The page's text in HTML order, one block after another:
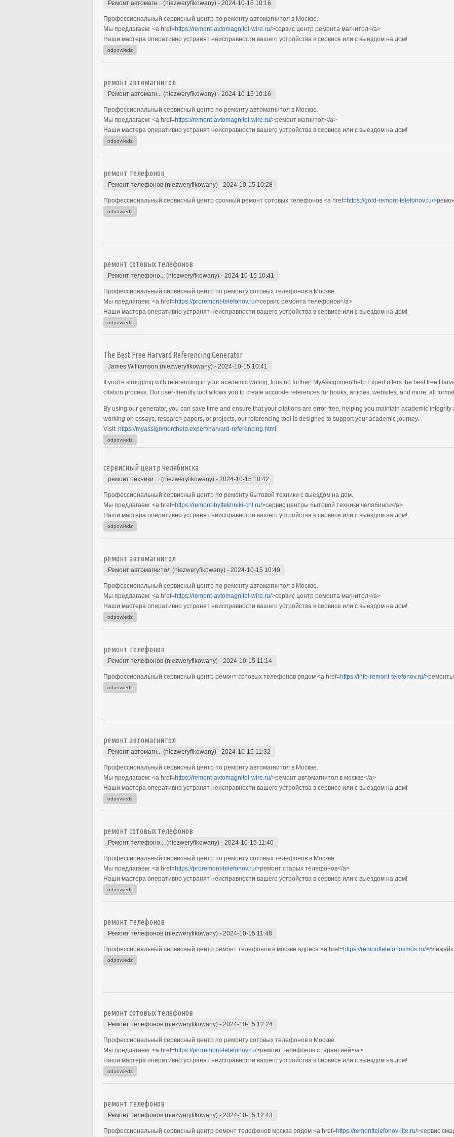
Ремонт автомагн... (niezweryfikowany) - 2024-10-15 10:16
Профессиональный сервисный центр по ремонту автомагнитол в Москве.
Мы предлагаем: <a href=https://remont-avtomagnitol-wire.ru/>сервис центр ремонта магнитол</a>
Наши мастера оперативно устранят неисправности вашего устройства в сервисе или с выездом на дом!
odpowiedz
ремонт автомагнитол
Ремонт автомагн... (niezweryfikowany) - 2024-10-15 10:16
Профессиональный сервисный центр по ремонту автомагнитол в Москве.
Мы предлагаем: <a href=https://remont-avtomagnitol-wire.ru/>ремонт магнитол</a>
Наши мастера оперативно устранят неисправности вашего устройства в сервисе или с выездом на дом!
odpowiedz
ремонт телефонов
Ремонт телефонов (niezweryfikowany) - 2024-10-15 10:28
Профессиональный сервисный центр срочный ремонт сотовых телефонов <a href=https://gold-remont-telefonov.ru/>
odpowiedz
ремонт сотовых телефонов
Ремонт телефоно... (niezweryfikowany) - 2024-10-15 10:41
Профессиональный сервисный центр по ремонту сотовых телефонов в Москве.
Мы предлагаем: <a href=https://proremont-telefonov.ru/>сервис ремонта телефонов</a>
Наши мастера оперативно устранят неисправности вашего устройства в сервисе или с выездом на дом!
odpowiedz
The Best Free Harvard Referencing Generator
James Williamson (niezweryfikowany) - 2024-10-15 10:41
If you're struggling with referencing in your academic writing, look no further! MyAssignmenthelp.Expert offers the best free
citation process. Our user-friendly tool allows you to create accurate references for books, articles, websites, and more, all
By using our generator, you can save time and ensure that your citations are error-free, helping you maintain academic integrity
working on essays, research papers, or projects, our referencing tool is designed to support your academic journey.
Visit: https://myassignmenthelp.expert/harvard-referencing.html
odpowiedz
сервисный центр челябинска
ремонт техники ... (niezweryfikowany) - 2024-10-15 10:42
Профессиональный сервисный центр по ремонту бытовой техники с выездом на дом.
Мы предлагаем: <a href=https://remont-byttekhniki-chl.ru/>сервис центры бытовой техники челябинск</a>
Наши мастера оперативно устранят неисправности вашего устройства в сервисе или с выездом на дом!
odpowiedz
ремонт автомагнитол
Ремонт автомагнитол (niezweryfikowany) - 2024-10-15 10:49
Профессиональный сервисный центр по ремонту автомагнитол в Москве.
Мы предлагаем: <a href=https://remont-avtomagnitol-wire.ru/>сервис центр ремонта магнитол</a>
Наши мастера оперативно устранят неисправности вашего устройства в сервисе или с выездом на дом!
odpowiedz
ремонт телефонов
Ремонт телефонов (niezweryfikowany) - 2024-10-15 11:14
Профессиональный сервисный центр ремонт сотовых телефонов рядом <a href=https://info-remont-telefonov.ru/>
odpowiedz
ремонт автомагнитол
Ремонт автомагн... (niezweryfikowany) - 2024-10-15 11:32
Профессиональный сервисный центр по ремонту автомагнитол в Москве.
Мы предлагаем: <a href=https://remont-avtomagnitol-wire.ru/>ремонт автомагнитол в москве</a>
Наши мастера оперативно устранят неисправности вашего устройства в сервисе или с выездом на дом!
odpowiedz
ремонт сотовых телефонов
Ремонт телефоно... (niezweryfikowany) - 2024-10-15 11:40
Профессиональный сервисный центр по ремонту сотовых телефонов в Москве.
Мы предлагаем: <a href=https://proremont-telefonov.ru/>ремонт старых телефонов</a>
Наши мастера оперативно устранят неисправности вашего устройства в сервисе или с выездом на дом!
odpowiedz
ремонт телефонов
Ремонт телефонов (niezweryfikowany) - 2024-10-15 11:48
Профессиональный сервисный центр ремонт телефонов в москве адреса <a href=https://remonttelefonovmos.ru/>
odpowiedz
ремонт сотовых телефонов
Ремонт телефонов (niezweryfikowany) - 2024-10-15 12:24
Профессиональный сервисный центр по ремонту сотовых телефонов в Москве.
Мы предлагаем: <a href=https://proremont-telefonov.ru/>ремонт телефонов с гарантией</a>
Наши мастера оперативно устранят неисправности вашего устройства в сервисе или с выездом на дом!
odpowiedz
ремонт телефонов
Ремонт телефонов (niezweryfikowany) - 2024-10-15 12:43
Профессиональный сервисный центр ремонт телефонов москва рядом <a href=https://remonttelefonov-lite.ru/>сервис